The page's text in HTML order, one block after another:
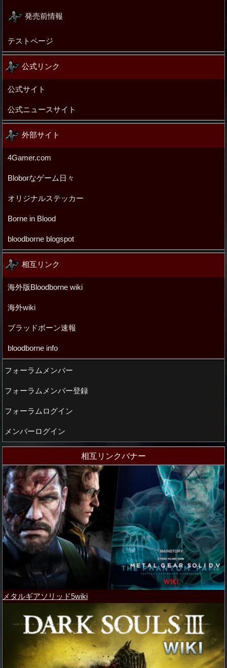
発売前情報
テストページ
公式リンク
公式サイト
公式ニュースサイト
外部サイト
4Gamer.com
Bloborなゲーム日々
オリジナルステッカー
Borne in Blood
bloodborne blogspot
相互リンク
海外版Bloodborne wiki
海外wiki
ブラッドボーン速報
bloodborne info
フォーラムメンバー
フォーラムメンバー登録
フォーラムログイン
メンバーログイン
相互リンクバナー
メタルギアソリッド5wiki